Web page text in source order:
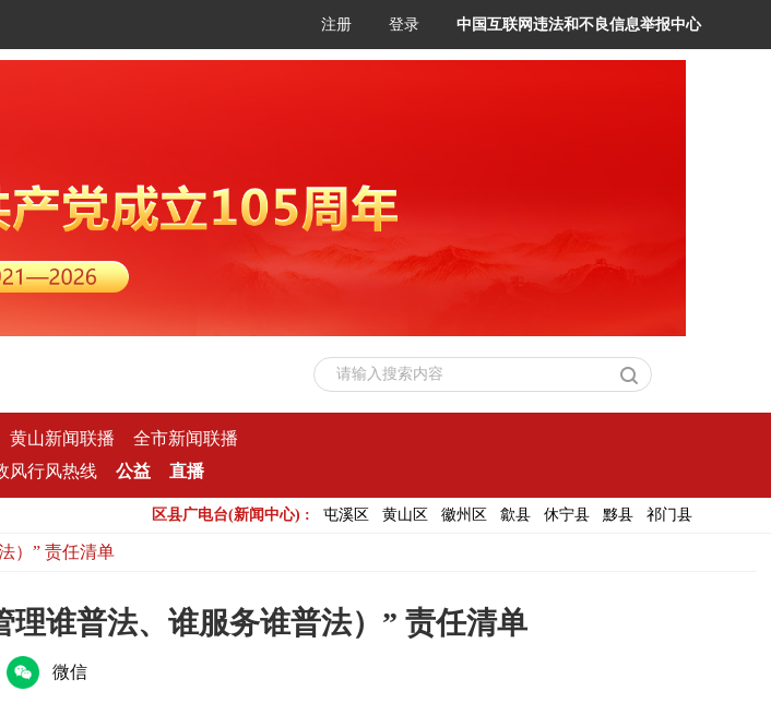
注册 登录 中国互联网违法和不良信息举报中心
请输入搜索内容
黄山新闻联播
全市新闻联播
风行风热线 公益 直播
区县广电台(新闻中心) : 屯溪区 黄山区 徽州区 歙县 休宁县 黟县 祁门县
）” 责任清单
谁普法、谁服务谁普法）” 责任清单
微信